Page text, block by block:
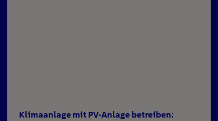
Klimaanlage mit PV-Anlage betreiben: